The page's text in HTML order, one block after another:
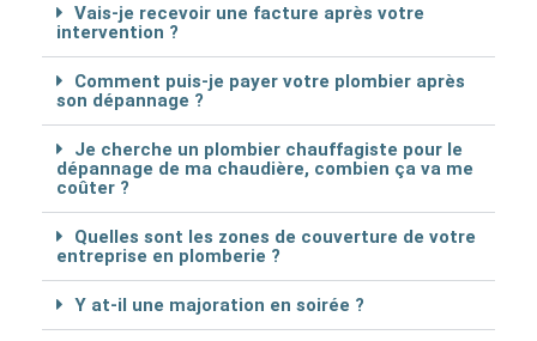
Vais-je recevoir une facture après votre
intervention ?
Comment puis-je payer votre plombier après
son dépannage ?
Je cherche un plombier chauffagiste pour le
dépannage de ma chaudière, combien ça va me
coûter ?
Quelles sont les zones de couverture de votre
entreprise en plomberie ?
Y at-il une majoration en soirée ?